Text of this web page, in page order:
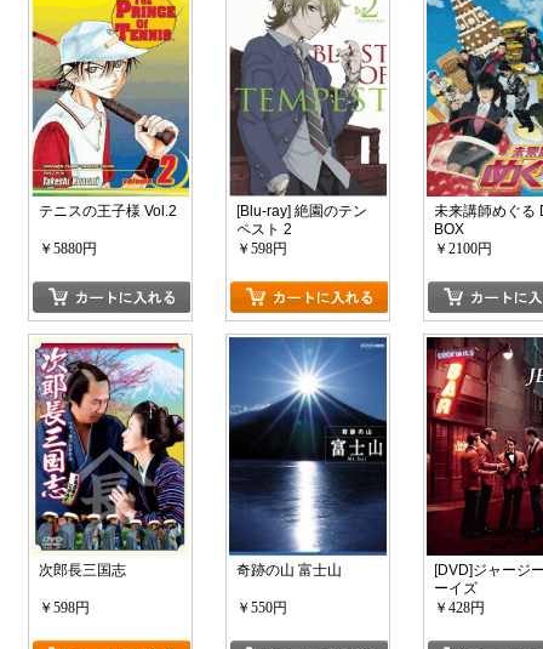
テニスの王子様 Vol.2
￥5880円
[Blu-ray] 絶園のテン
ペスト 2
￥598円
未来講師めぐる
BOX
￥2100円
次郎長三国志
￥598円
奇跡の山 富士山
￥550円
[DVD]ジャージ
ーイズ
￥428円